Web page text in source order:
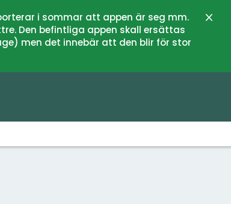
i sommar att appen är seg mm.
Den befintliga appen skall ersättas
men det innebär att den blir för stor